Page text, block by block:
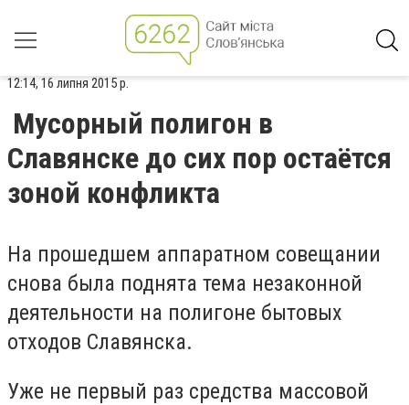
12:14, 16 липня 2015 р.
Мусорный полигон в
Славянске до сих пор остаётся
зоной конфликта
На прошедшем аппаратном совещании
снова была поднята тема незаконной
деятельности на полигоне бытовых
отходов Славянска.
Уже не первый раз средства массовой